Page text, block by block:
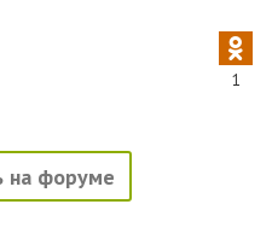
1
на форуме